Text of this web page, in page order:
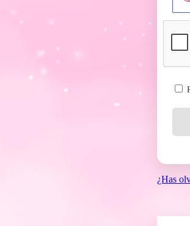
¿Has